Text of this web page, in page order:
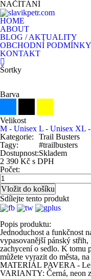
NAČÍTÁNÍ
HOME
ABOUT
BLOG / AKTUALITY
OBCHODNÍ PODMÍNKY
KONTAKT
Šortky
Barva
Velikost
M - Unisex L - Unisex XL
Kategorie:
Trail Busters
Tagy:
#trailbusters
Dostupnost:Skladem
2 390 Kč s DPH
Počet:
Sdílejte tento produkt
Popis produktu:
Jednoduchost a funkčnost
vypasovanější pánský
zachycení o sedlo. K tomu
můžete vyrazit do města,
MATERIÁL PAVERA -
VARIANTY: Černá, neon